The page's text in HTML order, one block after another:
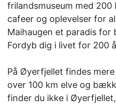
frilandsmuseum med 200
cafeer og oplevelser for
Maihaugen et paradis for
Fordyb dig i livet for 200
På Øyerfjellet findes
over 100 km elve og
finder du ikke i